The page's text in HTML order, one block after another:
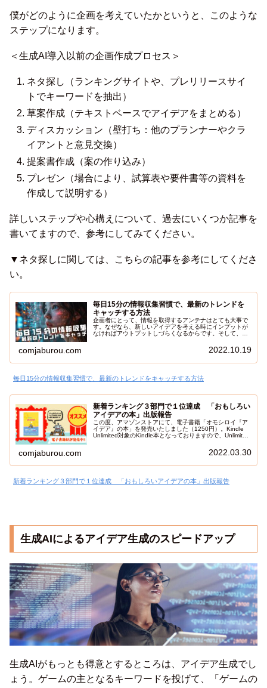
僕がどのように企画を考えていたかというと、このような
ステップになります。
＜生成AI導入以前の企画作成プロセス＞
ネタ探し（ランキングサイトや、プレリリースサイ
トでキーワードを抽出）
草案作成（テキストベースでアイデアをまとめる）
ディスカッション（壁打ち：他のプランナーやクラ
イアントと意見交換）
提案書作成（案の作り込み）
プレゼン（場合により、試算表や要件書等の資料を
作成して説明する）
詳しいステップや心構えについて、過去にいくつか記事を
書いてますので、参考にしてみてください。
▼ネタ探しに関しては、こちらの記事を参考にしてくださ
い。
毎日15分の情報収集習慣で、最新のトレンドを
キャッチする方法
企画者にとって、情報を取得するアンテナはとても大事で
す。なぜなら、新しいアイデアを考える時にインプットが
なければアウトプットしづらくなるからです。そして、情
予測する為にも情報の鮮度に注意しなければいけません。
comjaburou.com 2022.10.19
毎日15分の情報収集習慣で、最新のトレンドをキャッチする方法
新着ランキング３部門で１位達成 「おもしろい
アイデアの本」出版報告
この度、アマゾンストアにて、電子書籍「オモシロイ『ア
イデア』の本」を発売いたしました（1250円）。Kindle
Unlimited対象のKindle本となっておりますので、Unlimited
comjaburou.com 2022.03.30
新着ランキング３部門で１位達成 「おもしろいアイデアの本」出版報告
生成AIによるアイデア生成のスピードアップ
生成AIがもっとも得意とするところは、アイデア生成でし
ょう。ゲームの主となるキーワードを投げて、「ゲームの